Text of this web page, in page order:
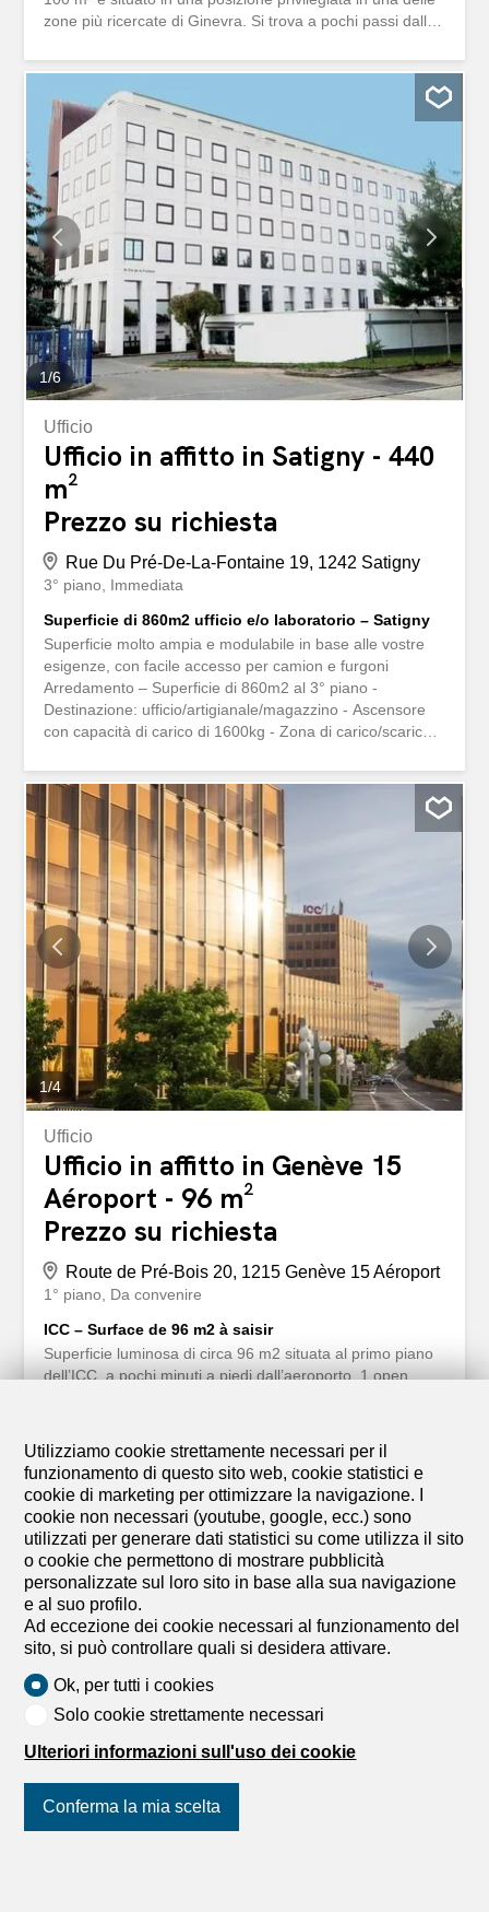
zone più ricercate di Ginevra. Si trova a pochi passi dalle
minuti dal centro città. I vantaggi dell’appartamento: ✨
Situato al penultimo piano, offre una bella luminosità
naturale ✨ Tre camere da letto confortevoli ✨ Splendida
terrazza privata di 40 m² con vista panoramica sul verde
e sul Salève ✨ Cucina completamente attrezzata con
bancone bar e zona pranzo che può ospitare fino a 10
persone ✨ Un bagno con WC ✨ Una doccia con WC ✨
Internet ad alta velocità in fibra ottica ✨ Biancheria da
letto, asciugamani, stoviglie e elettrodomestici inclusi Il
canone di locazione comprende: ✔️ Acqua ✔ ️
Riscaldamento ✔️ Elettricità (consumo ragionevole) ✔️
Internet ad alta velocità (fibra ottica) ✔️ Tutte le spese
correnti Questo...
1/6
Ufficio
Ufficio in affitto in Satigny - 440
m²
Prezzo su richiesta
Rue Du Pré-De-La-Fontaine 19, 1242 Satigny
3° piano
Immediata
Superficie di 860m2 ufficio e/o laboratorio – Satigny
Superficie molto ampia e modulabile in base alle vostre
esigenze, con facile accesso per camion e furgoni
Arredamento – Superficie di 860m2 al 3° piano -
Destinazione: ufficio/artigianale/magazzino - Ascensore
con capacità di carico di 1600kg - Zona di carico/scarico -
all’autostrada A1 (10 minuti) - Stazione di Meyrin
raggiungibile in 5 minuti - Facile accesso per camion e
furgoni Dati tecnici - Altezza soffitto circa 3m - Doppio
vetro Disponibilità – Immediata o da concordare Questo
immobile le interessa o ha domande? I nostri specialisti
sono a sua disposizione e le rispondono entro 24 ore
Très grande surface modifiable et modulable en fonction
de vos besoins avec accès facile par camions et fourgons
Aménagement - Surface de 860m2 au 3ème étage -
Affectation : Bureau/artisanal/dépôt - Monte-charge avec
une capacité de 1600kg - Zone de
chargement/déchargement - Places de parcs extérieures
Situation...
1/4
Ufficio
Ufficio in affitto in Genève 15
Aéroport - 96 m²
Prezzo su richiesta
Route de Pré-Bois 20, 1215 Genève 15 Aéroport
1° piano
Da convenire
ICC – Surface de 96 m2 à saisir
Superficie luminosa di circa 96 m2 situata al primo piano
dell’ICC, a pochi minuti a piedi dall’aeroporto. 1 open
conferenze - Ristoranti, casinò - Salone di parrucchiere,
centro medico, dentista - ufficio postale, bancomat,
lavanderia Possibilità di affittare posti auto. www.icc-
geneve.ch Surface lumineuse d'env. 96 m2 située au 1er
étage de l'ICC à quelques minutes à pieds de l'aéroport.
1 open space et 2 petits bureaux Bloc sanitaire à l'étage
Nombreux services à disposition - 1 hôtel 4* avec salles
de conférence - Restaurants, casino - Salon de coiffure,
centre médical, dentiste - bureau postal, bancomat,
pressing Possibilité de louer des places de parking.
www.icc-geneve.ch
1/4
Utilizziamo cookie strettamente necessari per il
funzionamento di questo sito web, cookie statistici e
cookie di marketing per ottimizzare la navigazione. I
cookie non necessari (youtube, google, ecc.) sono
utilizzati per generare dati statistici su come utilizza il sito
o cookie che permettono di mostrare pubblicità
personalizzate sul loro sito in base alla sua navigazione
e al suo profilo.
Ad eccezione dei cookie necessari al funzionamento del
sito, si può controllare quali si desidera attivare.
Ok, per tutti i cookies
Solo cookie strettamente necessari
Ulteriori informazioni sull'uso dei cookie
Conferma la mia scelta